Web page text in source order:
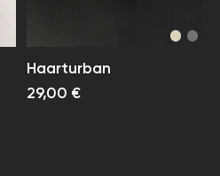
Haarturban
29,00 €